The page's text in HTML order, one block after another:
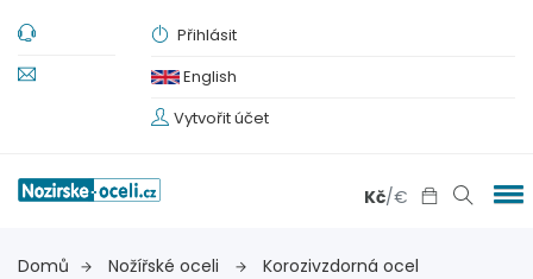
Přihlásit
English
Vytvořit účet
Kč/€
Domů Nožířské oceli Korozivzdorná ocel